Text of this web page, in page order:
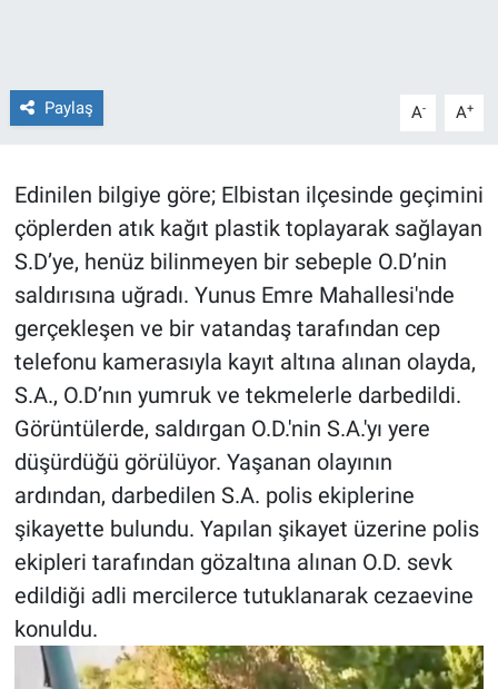
Paylaş A- A+
Edinilen bilgiye göre; Elbistan ilçesinde geçimini
çöplerden atık kağıt plastik toplayarak sağlayan
S.D’ye, henüz bilinmeyen bir sebeple O.D’nin
saldırısına uğradı. Yunus Emre Mahallesi'nde
gerçekleşen ve bir vatandaş tarafından cep
telefonu kamerasıyla kayıt altına alınan olayda,
S.A., O.D’nın yumruk ve tekmelerle darbedildi.
Görüntülerde, saldırgan O.D.'nin S.A.'yı yere
düşürdüğü görülüyor. Yaşanan olayının
ardından, darbedilen S.A. polis ekiplerine
şikayette bulundu. Yapılan şikayet üzerine polis
ekipleri tarafından gözaltına alınan O.D. sevk
edildiği adli mercilerce tutuklanarak cezaevine
konuldu.
ÇEVRE
HABERDE İNSAN
BİLİM VE TEKNOLOJİ
Güvenlik
Bölge